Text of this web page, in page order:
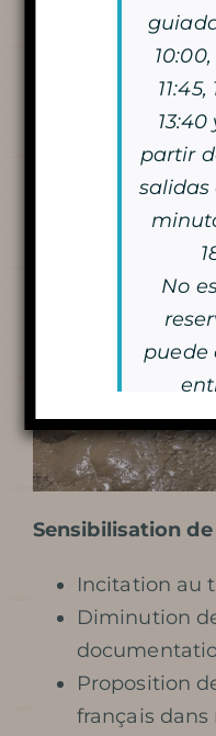
VISITA LA
LA DOBLE
VISITA
HISTORIA
SOLDADOS
Sensibilisation
Incitation au
Diminution
Proposition
français
10:00,
11:45,
13:40
partir
salidas
No
puede
¡Nos